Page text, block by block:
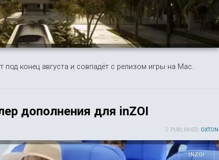
под конец августа и совпадёт с релизом игры на Mac.
дополнения для inZOI
PUBLISHED: OXTON
INZOI